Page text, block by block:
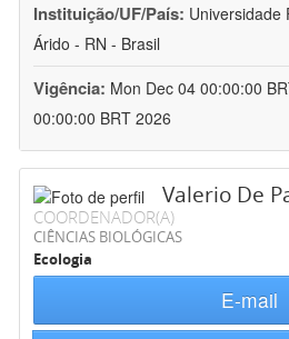
Instituição/UF/País: Universidade
Árido - RN - Brasil
Vigência: Mon Dec 04 00:00:00
00:00:00 BRT 2026
Valerio De
COORDENADOR(A)
CIÊNCIAS BIOLÓGICAS
Ecologia
E-mail